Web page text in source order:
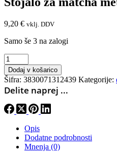
9,20 € vklj. DDV
Samo še 3 na zalogi
Stojalo
za
matcha
metlico
-
bela
količina
Dodaj v košarico
Šifra: 3830071312439 Kategorije:
Delite naprej ...
Opis
Dodatne podrobnosti
Mnenja (0)